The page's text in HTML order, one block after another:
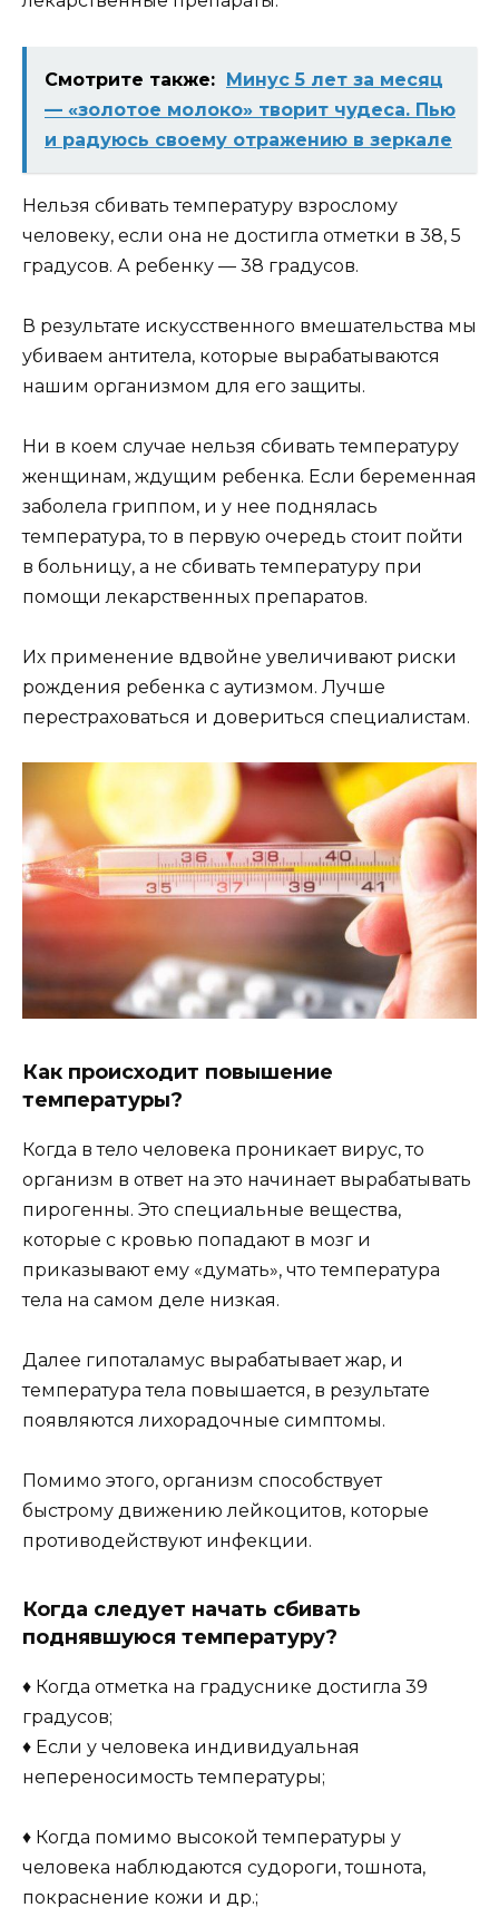
Смотрите также: Минус 5 лет за месяц
— «золотое молоко» творит чудеса. Пью
и радуюсь своему отражению в зеркале
Нельзя сбивать температуру взрослому
человеку, если она не достигла отметки в 38, 5
градусов. А ребенку — 38 градусов.
В результате искусственного вмешательства мы
убиваем антитела, которые вырабатываются
нашим организмом для его защиты.
Ни в коем случае нельзя сбивать температуру
женщинам, ждущим ребенка. Если беременная
заболела гриппом, и у нее поднялась
температура, то в первую очередь стоит пойти
в больницу, а не сбивать температуру при
помощи лекарственных препаратов.
Их применение вдвойне увеличивают риски
рождения ребенка с аутизмом. Лучше
перестраховаться и довериться специалистам.
Как происходит повышение
температуры?
Когда в тело человека проникает вирус, то
организм в ответ на это начинает вырабатывать
пирогенны. Это специальные вещества,
которые с кровью попадают в мозг и
приказывают ему «думать», что температура
тела на самом деле низкая.
Далее гипоталамус вырабатывает жар, и
температура тела повышается, в результате
появляются лихорадочные симптомы.
Помимо этого, организм способствует
быстрому движению лейкоцитов, которые
противодействуют инфекции.
Когда следует начать сбивать
поднявшуюся температуру?
♦ Когда отметка на градуснике достигла 39
градусов;
♦ Если у человека индивидуальная
непереносимость температуры;
♦ Когда помимо высокой температуры у
человека наблюдаются судороги, тошнота,
покраснение кожи и др.;